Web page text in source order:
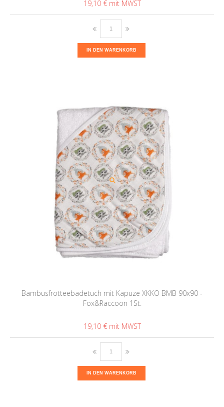
19,10 €
IN DEN WARENKORB
Bambusfrotteebadetuch mit Kapuze XKKO BMB 90x90 -
Fox&Raccoon 1St.
19,10 €
IN DEN WARENKORB